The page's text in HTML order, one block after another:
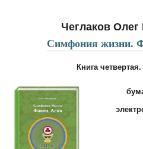
Чеглаков
Симфония жизни.
Книга